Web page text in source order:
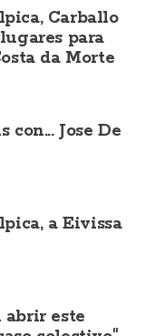
Carballo
para
da Morte
Jose De
a Eivissa
abrir este